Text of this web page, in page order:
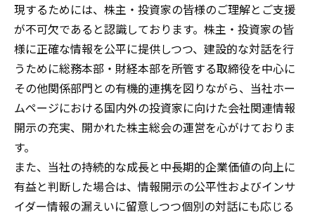
現するためには、株主・投資家の皆様のご理解とご支援
が不可欠であると認識しております。株主・投資家の皆
様に正確な情報を公平に提供しつつ、建設的な対話を行
うために総務本部・財経本部を所管する取締役を中心に
その他関係部門との有機的連携を図りながら、当社ホー
ムページにおける国内外の投資家に向けた会社関連情報
開示の充実、開かれた株主総会の運営を心がけておりま
す。
また、当社の持続的な成長と中長期的企業価値の向上に
有益と判断した場合は、情報開示の公平性およびインサ
イダー情報の漏えいに留意しつつ個別の対話にも応じる